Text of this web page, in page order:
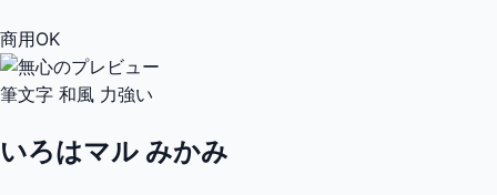
商用OK
筆文字 和風 力強い
いろはマル みかみ